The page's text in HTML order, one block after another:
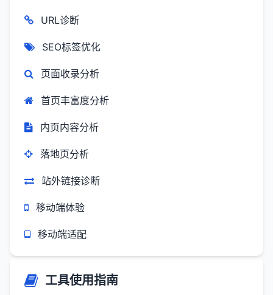
URL诊断
SEO标签优化
页面收录分析
首页丰富度分析
内页内容分析
落地页分析
站外链接诊断
移动端体验
移动端适配
工具使用指南